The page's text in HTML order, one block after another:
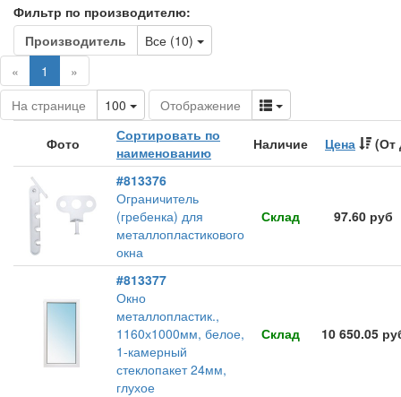
Фильтр по производителю:
Производитель
Все (10) Toggle Dropdown
«
1 (current)
»
На странице
100 Toggle Dropdown
Отображение Toggle Dropdown
Фото
Сортировать по
наименованию
Наличие Цена (От
#813376
Ограничитель
(гребенка) для
металлопластикового
окна
Склад 97.60 руб
#813377
Окно
металлопластик.,
1160х1000мм, белое,
1-камерный
стеклопакет 24мм,
глухое
Склад 10 650.05